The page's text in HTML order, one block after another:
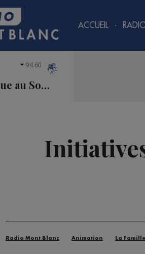
ACCUEIL
La Musique au Sommet
94.60
Radio Mont Blanc Animation La